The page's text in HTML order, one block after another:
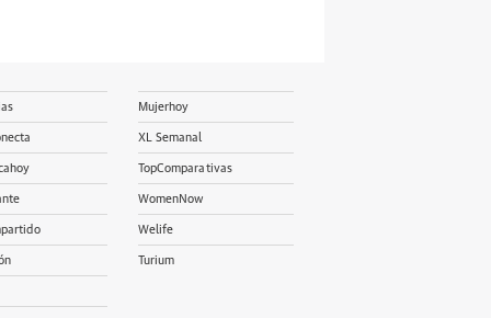
Mujerhoy
XL Semanal
TopComparativas
WomenNow
Welife
Turium